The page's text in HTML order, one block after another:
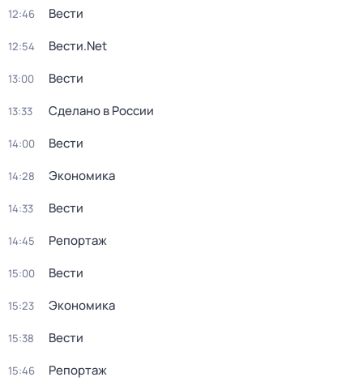
12:46 Вести
12:54 Вести.Net
13:00 Вести
13:33 Сделано в России
14:00 Вести
14:28 Экономика
14:33 Вести
14:45 Репортаж
15:00 Вести
15:23 Экономика
15:38 Вести
15:46 Репортаж